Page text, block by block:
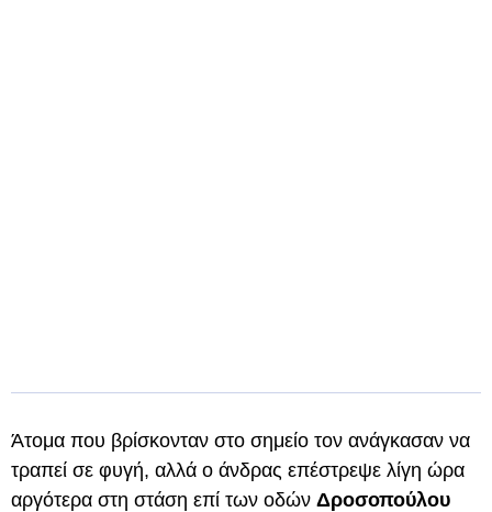
Άτομα που βρίσκονταν στο σημείο τον ανάγκασαν να
τραπεί σε φυγή, αλλά ο άνδρας επέστρεψε λίγη ώρα
αργότερα στη στάση επί των οδών Δροσοπούλου